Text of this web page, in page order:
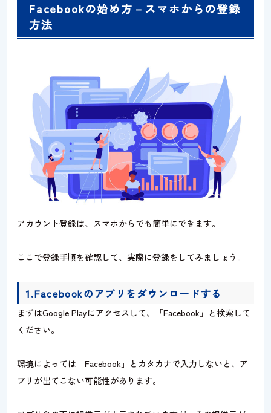
Facebookの始め方－スマホからの登録
方法
アカウント登録は、スマホからでも簡単にできます。
ここで登録手順を確認して、実際に登録をしてみましょう。
1.Facebookのアプリをダウンロードする
まずはGoogle Playにアクセスして、「Facebook」と検索して
ください。
環境によっては「Facebook」とカタカナで入力しないと、ア
プリが出てこない可能性があります。